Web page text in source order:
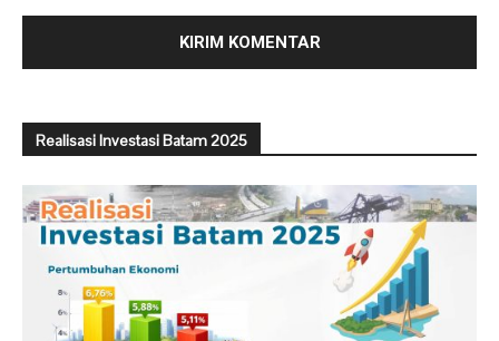
Realisasi Investasi Batam 2025